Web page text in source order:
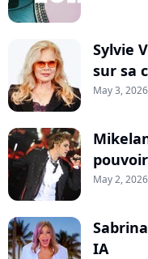
Sylvie
sur sa
May 3, 2026
May 2, 2026
IA